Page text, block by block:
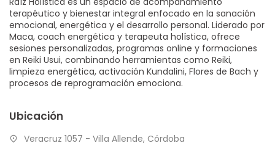
terapéutico y bienestar integral enfocado en la sanación
emocional, energética y el desarrollo personal. Liderado por
Maca, coach energética y terapeuta holística, ofrece
sesiones personalizadas, programas online y formaciones
en Reiki Usui, combinando herramientas como Reiki,
limpieza energética, activación Kundalini, Flores de Bach y
procesos de reprogramación emociona.
Ubicación
Veracruz 1057 - Villa Allende, Córdoba